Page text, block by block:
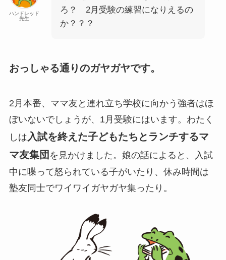
ハンドレッド
先生
ろ？ 2月受験の練習になりえるの
か？？？
おっしゃる通りのガヤガヤです。
2月本番、ママ友と連れ立ち学校に向かう強者はほ
ぼいないでしょうが、1月受験にはいます。わたく
しは 入試を終えた子どもたちとランチするマ
マ友集団 を見かけました。娘の話によると、入試
中に喋って怒られている子がいたり、休み時間は
塾友同士でワイワイガヤガヤ集ったり。